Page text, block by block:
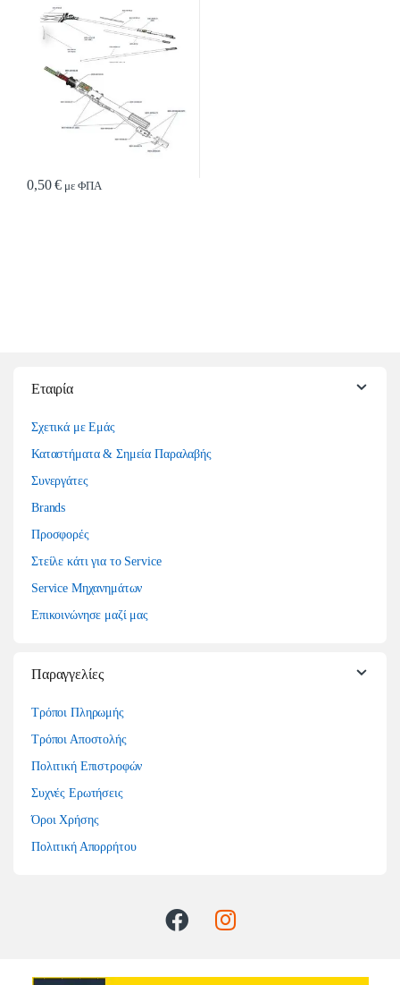
0,50€ με ΦΠΑ
Εταιρία
Σχετικά με Εμάς
Καταστήματα & Σημεία Παραλαβής
Συνεργάτες
Brands
Προσφορές
Στείλε κάτι για το Service
Service Μηχανημάτων
Επικοινώνησε μαζί μας
Παραγγελίες
Τρόποι Πληρωμής
Τρόποι Αποστολής
Πολιτική Επιστροφών
Συχνές Ερωτήσεις
Όροι Χρήσης
Πολιτική Απορρήτου